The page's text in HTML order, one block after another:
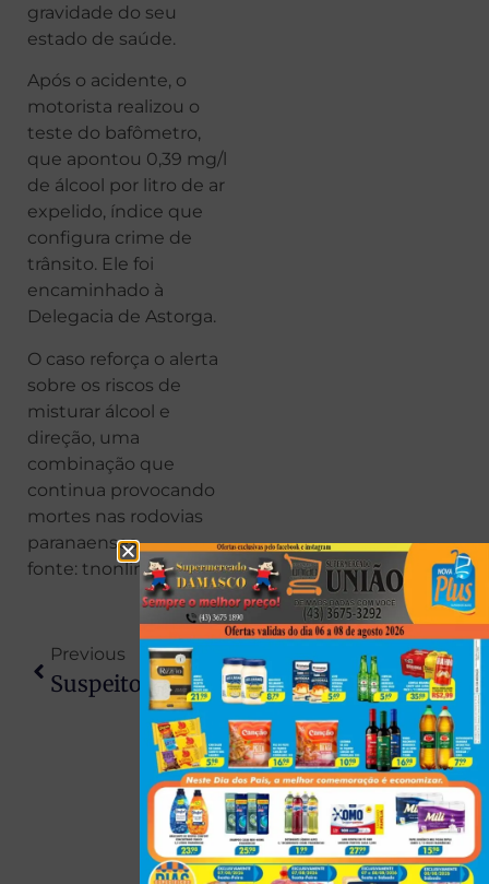
gravidade do seu
estado de saúde.
Após o acidente, o
motorista realizou o
teste do bafômetro,
que apontou 0,39 mg/l
de álcool por litro de ar
expelido, índice que
configura crime de
trânsito. Ele foi
encaminhado à
Delegacia de Astorga.
O caso reforça o alerta
sobre os riscos de
misturar álcool e
direção, uma
combinação que
continua provocando
mortes nas rodovias
paranaenses.
fonte: tnonline
Previous
Suspeito De Furtar Fios Tenta Tomar Arma De Guarda Municipal, Leva Choque E Acaba Preso Em Maringá
Next
Motociclista Morre Após Colisão Violenta Com Caminhão Em Cambé